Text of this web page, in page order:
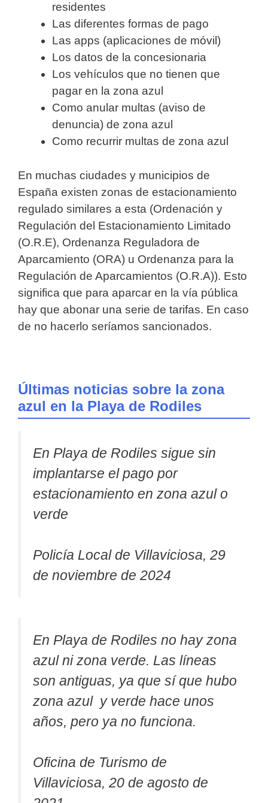
residentes
Las diferentes formas de pago
Las apps (aplicaciones de móvil)
Los datos de la concesionaria
Los vehículos que no tienen que
pagar en la zona azul
Como anular multas (aviso de
denuncia) de zona azul
Como recurrir multas de zona azul
En muchas ciudades y municipios de
España existen zonas de estacionamiento
regulado similares a esta (Ordenación y
Regulación del Estacionamiento Limitado
(O.R.E), Ordenanza Reguladora de
Aparcamiento (ORA) u Ordenanza para la
Regulación de Aparcamientos (O.R.A)). Esto
significa que para aparcar en la vía pública
hay que abonar una serie de tarifas. En caso
de no hacerlo seríamos sancionados.
Últimas noticias sobre la zona
azul en la Playa de Rodiles
En Playa de Rodiles sigue sin
implantarse el pago por
estacionamiento en zona azul o
verde
Policía Local de Villaviciosa, 29
de noviembre de 2024
En Playa de Rodiles no hay zona
azul ni zona verde. Las líneas
son antiguas, ya que sí que hubo
zona azul y verde hace unos
años, pero ya no funciona.
Oficina de Turismo de
Villaviciosa, 20 de agosto de